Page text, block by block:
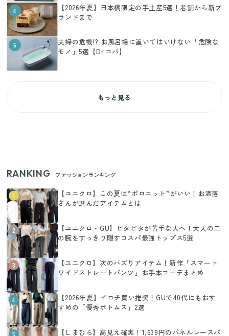
4
【2026年夏】日本橋限定の手土産5選！老舗から新ブ
ランドまで
5
夫婦の危機!? お風呂場に置いてはいけない「危険な
モノ」5選【Dr.コパ】
もっと見る
RANKING ファッションランキング
1
【ユニクロ】この夏は“ポロニット”がいい！お洒落
さんが選んだアイテムとは
2
【ユニクロ・GU】ピタピタが苦手な人へ！大人の二
の腕をすっきり隠すコスパ最強トップス5選
3
【ユニクロ】次のバズりアイテム！新作「スマート
ワイドストレートパンツ」お手本コーデまとめ
4
【2026年夏】イロチ買い推奨！GUで40代にもおす
すめの「優秀ボトムス」2選
【しまむら】高見え確実！1,639円のパネルレースパ